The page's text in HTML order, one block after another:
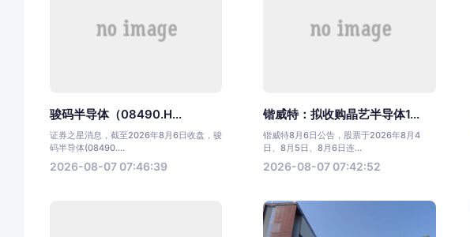
骏码半导体（08490.H...
证券之星消息，截至2026年8月6日收盘，骏
码半导体(08490....
2026-08-07 07:46:39
锴威特：拟收购晶艺半导体1...
锴威特8月6日公告，股票于2026年8月4
日、8月5日、8月6日连...
2026-08-07 07:42:52